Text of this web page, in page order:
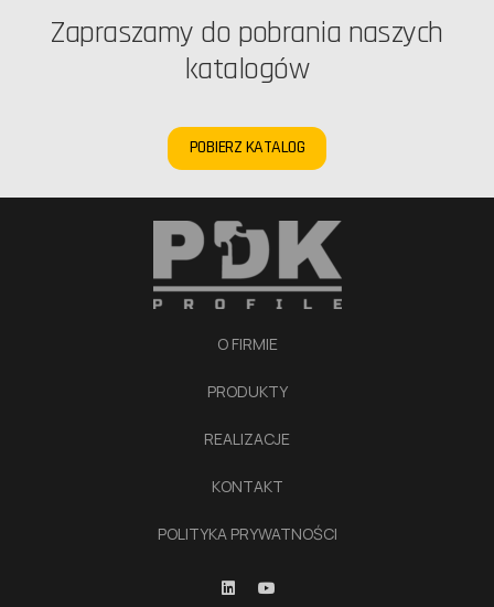
Zapraszamy do pobrania naszych
katalogów
POBIERZ KATALOG
O FIRMIE
PRODUKTY
REALIZACJE
KONTAKT
POLITYKA PRYWATNOŚCI